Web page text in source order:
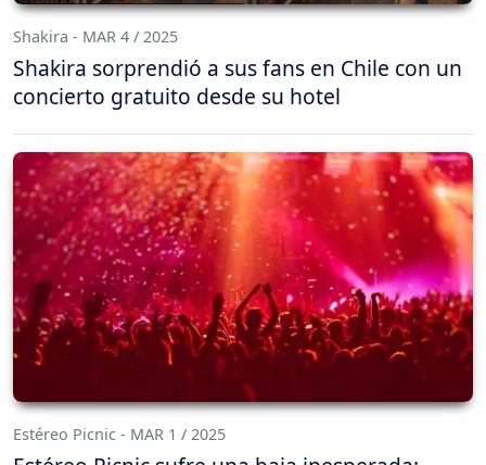
Shakira - MAR 4 / 2025
Shakira sorprendió a sus fans en Chile con un
concierto gratuito desde su hotel
Estéreo Picnic - MAR 1 / 2025